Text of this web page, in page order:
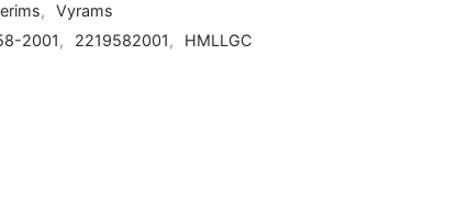
,
Vyrams
2001 , 2219582001 , HMLLGC